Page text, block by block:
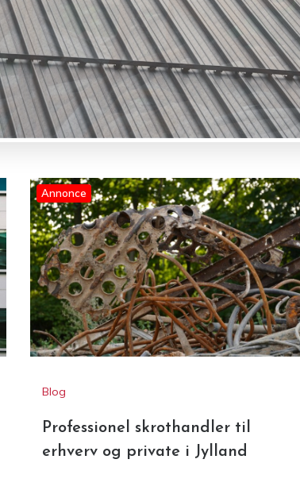
Annonce
Blog
Professionel skrothandler til
erhverv og private i Jylland